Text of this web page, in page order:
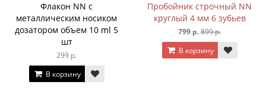
Флакон NN с
металлическим носиком
дозатором объем 10 ml 5
шт
299 р.
В корзину
Пробойник строчный NN
круглый 4 мм 6 зубьев
799 р.899 р.
В корзину